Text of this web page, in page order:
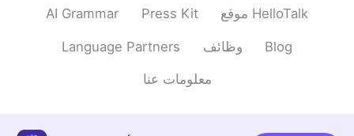
CN
EN
Maybe the fish went to a party also.😊
AI Grammar Press Kit موقع HelloTalk
Language Partners وظائف Blog
معلومات عنا